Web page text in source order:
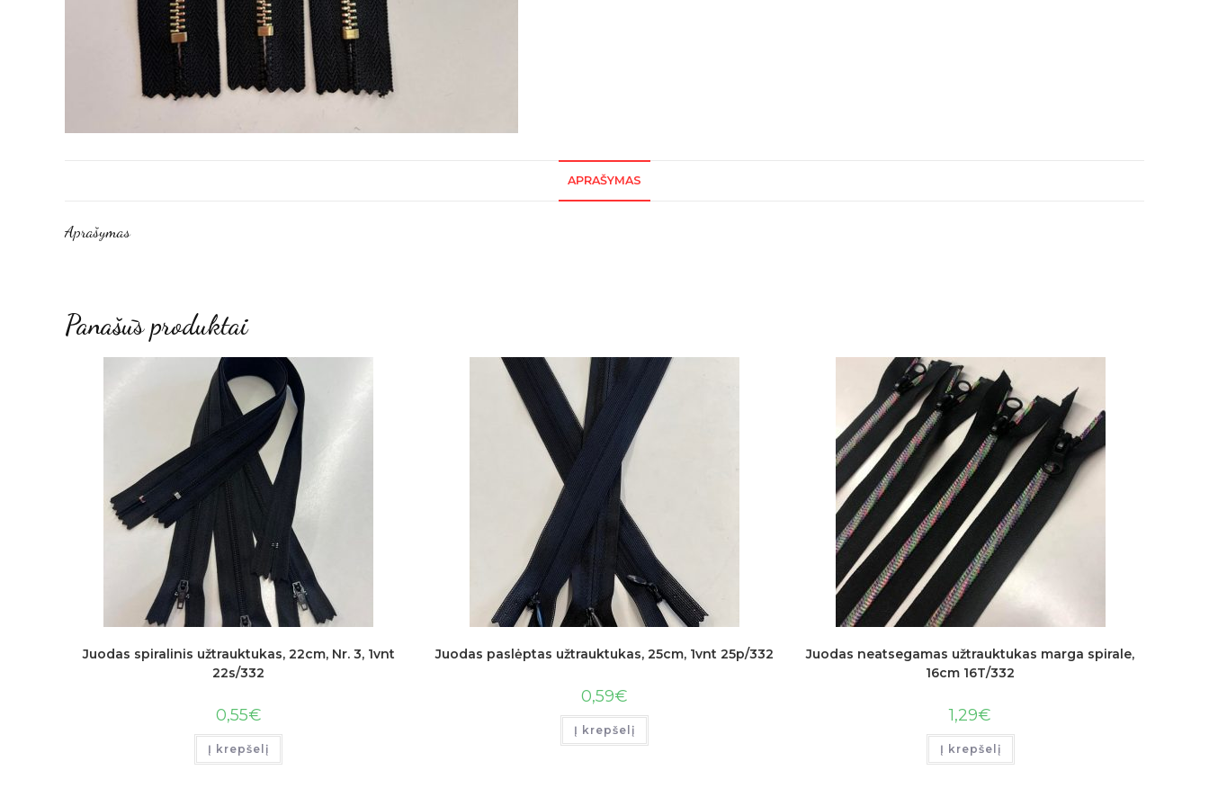
APRAŠYMAS
Aprašymas
Panašūs produktai
Juodas spiralinis užtrauktukas, 22cm, Nr. 3, 1vnt
22s/332
0,55€
Į krepšelį
Juodas paslėptas užtrauktukas, 25cm, 1vnt 25p/332
0,59€
Į krepšelį
Juodas neatsegamas užtrauktukas marga spirale,
16cm 16T/332
1,29€
Į krepšelį